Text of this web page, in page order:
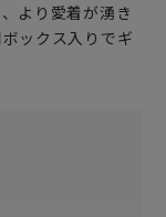
より愛着が湧き
ックス入りでギ